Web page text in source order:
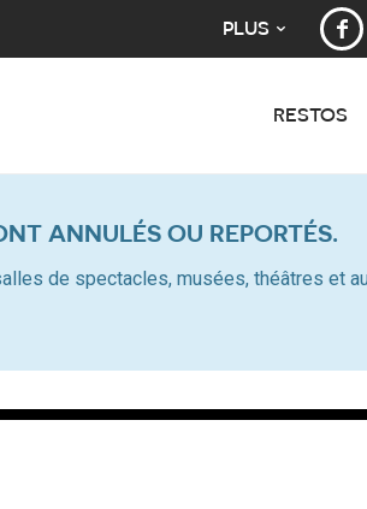
PLUS
RESTOS
ANNULÉS OU REPORTÉS.
de spectacles, musées, théâtres et